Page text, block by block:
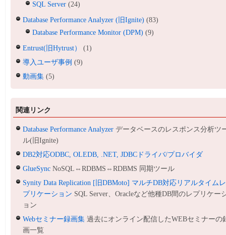
SQL Server (24)
Database Performance Analyzer (旧Ignite) (83)
Database Performance Monitor (DPM) (9)
Entrust(旧Hytrust）
(1)
導入ユーザ事例 (9)
動画集 (5)
関連リンク
Database Performance Analyzer データベースのレスポンス分析ツ
ル(旧Ignite)
DB2対応ODBC, OLEDB, .NET, JDBCドライバ/プロバイダ
GlueSync NoSQL⇔RDBMS⇔RDBMS 同期ツール
Synity Data Replication [旧DBMoto] マルチDB対応リアルタイムレ
プリケーション SQL Server、Oracleなど他種DB間のレプリケー
ョン
Webセミナー録画集 過去にオンライン配信したWEBセミナーの
画一覧